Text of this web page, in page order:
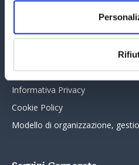
Assinform Editore
Chi siamo
Collabora con noi
Informativa Privacy
Cookie Policy
Modello di organizzazione,